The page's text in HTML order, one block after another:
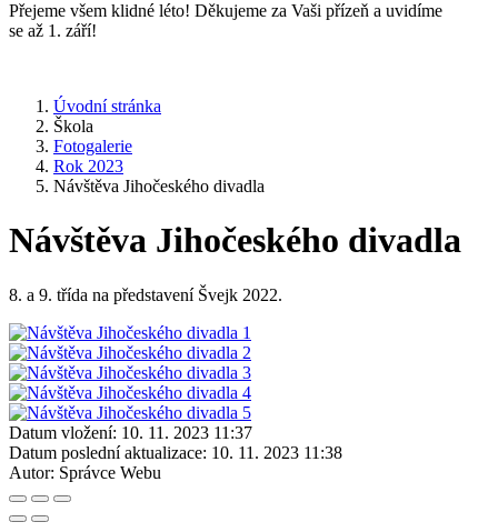
Přejeme všem klidné léto! Děkujeme za Vaši přízeň a uvidíme
se až 1. září!
Úvodní stránka
Škola
Fotogalerie
Rok 2023
Návštěva Jihočeského divadla
Návštěva Jihočeského divadla
8. a 9. třída na představení Švejk 2022.
Datum vložení: 10. 11. 2023 11:37
Datum poslední aktualizace: 10. 11. 2023 11:38
Autor: Správce Webu